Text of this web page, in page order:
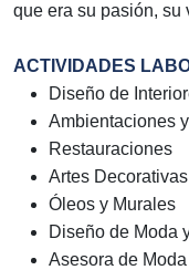
que era su pasión, su
ACTIVIDADES
Diseño de
Ambientaciones
Restauraciones
Artes
Óleos y Murales
Diseño de Moda
Asesora de Moda